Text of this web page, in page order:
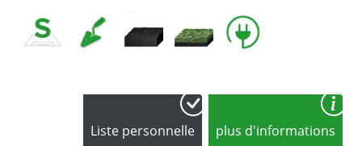
Liste personnelle plus d'informations